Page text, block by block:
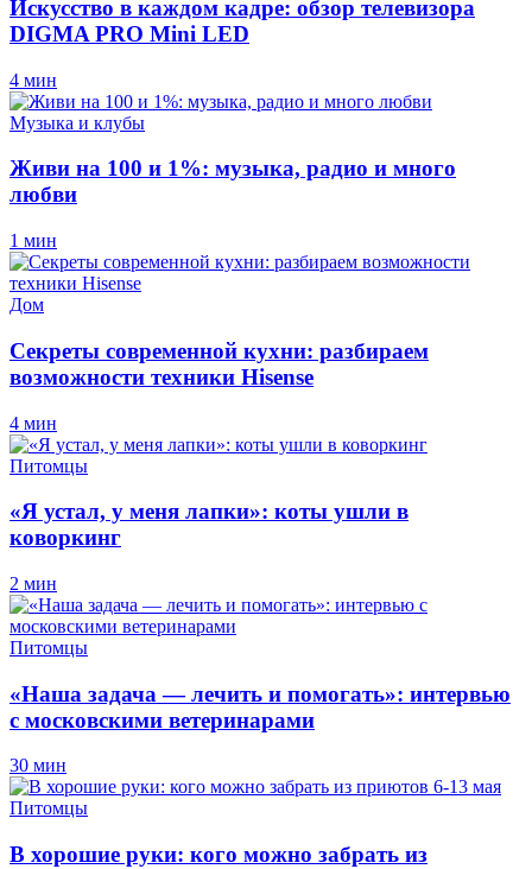
Искусство в каждом кадре: обзор телевизора
DIGMA PRO Mini LED
4 мин
Музыка и клубы
Живи на 100 и 1%: музыка, радио и много
любви
1 мин
Дом
Секреты современной кухни: разбираем
возможности техники Hisense
4 мин
Питомцы
«Я устал, у меня лапки»: коты ушли в
коворкинг
2 мин
Питомцы
«Наша задача — лечить и помогать»: интервью
с московскими ветеринарами
30 мин
Питомцы
В хорошие руки: кого можно забрать из